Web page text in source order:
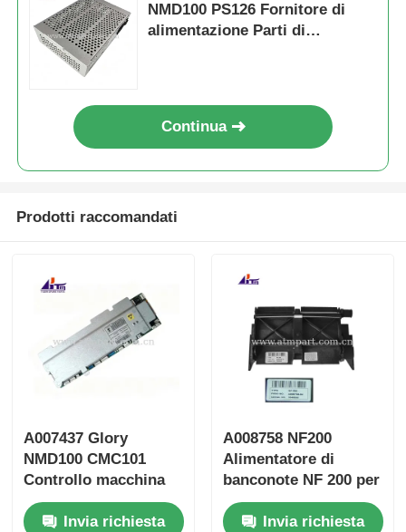
NMD100 PS126 Fornitore di
alimentazione Parti di
Continua
Prodotti raccomandati
A007437 Glory
NMD100 CMC101
Controllo macchina
centrale 101 parti
ATM Invia richiesta
A008758 NF200
Alimentatore di
banconote NF 200 per
dispenser Glory
NMD100Invia richiesta